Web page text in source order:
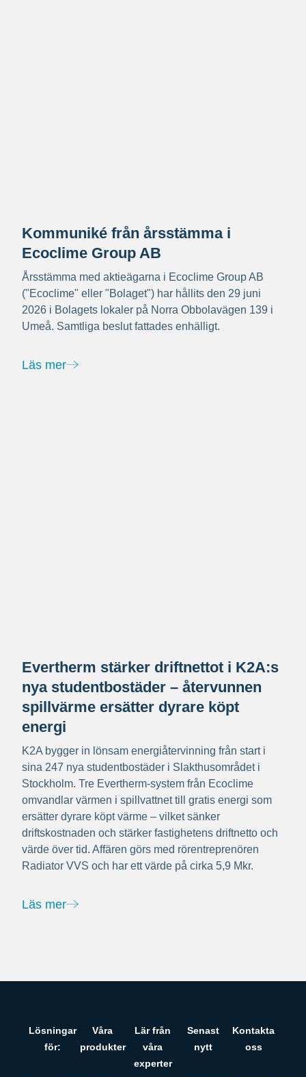
Kommuniké från årsstämma i
Ecoclime Group AB
Årsstämma med aktieägarna i Ecoclime Group AB
("Ecoclime" eller "Bolaget") har hållits den 29 juni
2026 i Bolagets lokaler på Norra Obbolavägen 139 i
Umeå. Samtliga beslut fattades enhälligt.
Läs mer
Evertherm stärker driftnettot i K2A:s
nya studentbostäder – återvunnen
spillvärme ersätter dyrare köpt
energi
K2A bygger in lönsam energiåtervinning från start i
sina 247 nya studentbostäder i Slakthusområdet i
Stockholm. Tre Evertherm-system från Ecoclime
omvandlar värmen i spillvattnet till gratis energi som
ersätter dyrare köpt värme – vilket sänker
driftskostnaden och stärker fastighetens driftnetto och
värde över tid. Affären görs med rörentreprenören
Radiator VVS och har ett värde på cirka 5,9 Mkr.
Läs mer
Lösningar
för:
Våra
produkter
Lär från
våra
experter
Senast
nytt
Kontakta
oss